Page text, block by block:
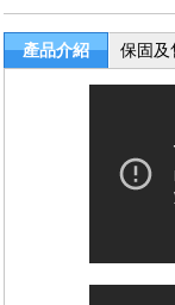
產品介紹
保固及
服